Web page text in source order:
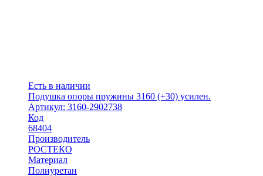
Есть в наличии
Подушка опоры пружины 3160 (+30) усилен.
Артикул: 3160-2902738
Код
68404
Производитель
РОСТЕКО
Материал
Полиуретан